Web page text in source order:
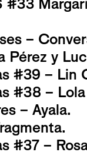
–
Pérez y
#39 – Lin
#38 –
– Ayala.
#37 –